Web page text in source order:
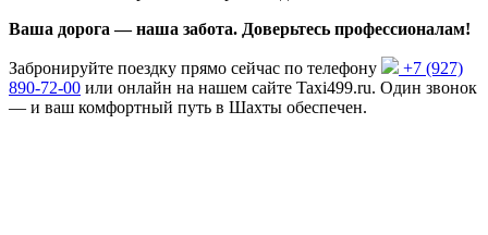
Ваша дорога — наша забота. Доверьтесь профессионалам!
Забронируйте поездку прямо сейчас по телефону
+7 (927)
890-72-00 или онлайн на нашем сайте Taxi499.ru. Один звонок
— и ваш комфортный путь в Шахты обеспечен.